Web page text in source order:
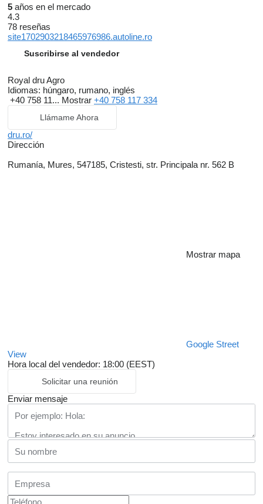
5 años en el mercado
4.3
78 reseñas
site1702903218465976986.autoline.ro
Suscribirse al vendedor
Royal dru Agro
Idiomas: húngaro, rumano, inglés
+40 758 11... Mostrar +40 758 117 334
Llámame Ahora
dru.ro/
Dirección
Rumanía, Mures, 547185, Cristesti, str. Principala nr. 562 B
Mostrar mapa
Google Street
View
Hora local del vendedor: 18:00 (EEST)
Solicitar una reunión
Enviar mensaje